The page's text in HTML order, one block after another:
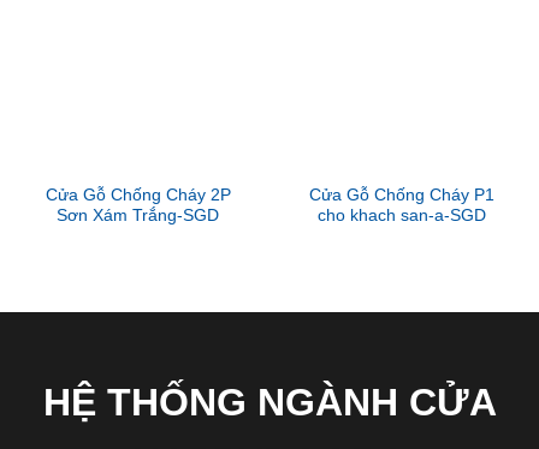
Cửa Gỗ Chống Cháy 2P
Sơn Xám Trắng-SGD
Cửa Gỗ Chống Cháy P1
cho khach san-a-SGD
HỆ THỐNG NGÀNH CỬA